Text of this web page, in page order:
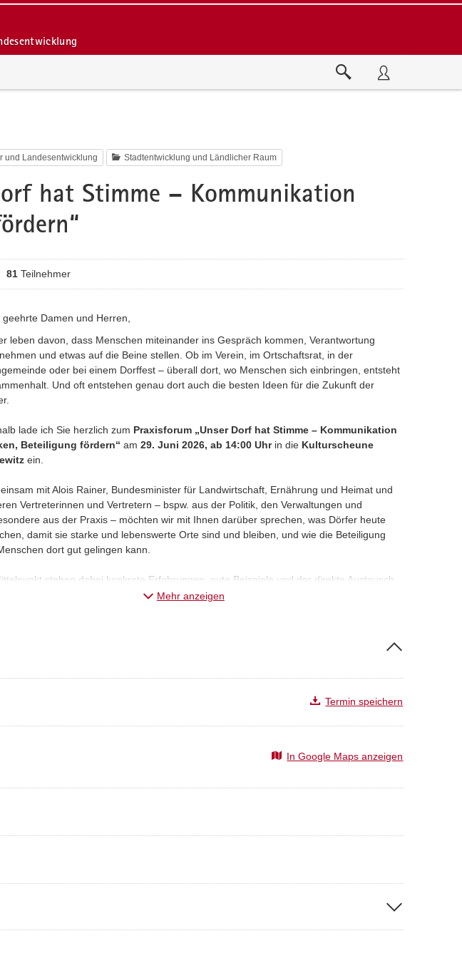
und Landesentwicklung Stadtentwicklung und Ländlicher Raum
hat Stimme – Kommunikation
81Teilnehmer
geehrte Damen und Herren,
leben davon, dass Menschen miteinander ins Gespräch kommen, Verantwortung
und etwas auf die Beine stellen. Ob im Verein, im Ortschaftsrat, in der
oder bei einem Dorffest – überall dort, wo Menschen sich einbringen, entsteht
Und oft entstehen genau dort auch die besten Ideen für die Zukunft der
lade ich Sie herzlich zum Praxisforum „Unser Dorf hat Stimme – Kommunikation
Beteiligung fördern“ am29. Juni 2026, ab 14:00 Uhrin die Kulturscheune
ein.
mit Alois Rainer, Bundesminister für Landwirtschaft, Ernährung und Heimat und
Vertreterinnen und Vertretern – bspw. aus der Politik, den Verwaltungen und
aus der Praxis – möchten wir mit Ihnen darüber sprechen, was Dörfer heute
damit sie starke und lebenswerte Orte sind und bleiben, und wie die Beteiligung
dort gut gelingen kann.
stehen dabei konkrete Erfahrungen, gute Beispiele und der direkte Austausch
von Dorfcafés und Jugendprojekten bis hin zu kreativen Veranstaltungsformaten
Grüße
Staatsministerin für Infrastruktur und Landesentwicklung
Mehr anzeigen
Termin speichern
In Google Maps anzeigen